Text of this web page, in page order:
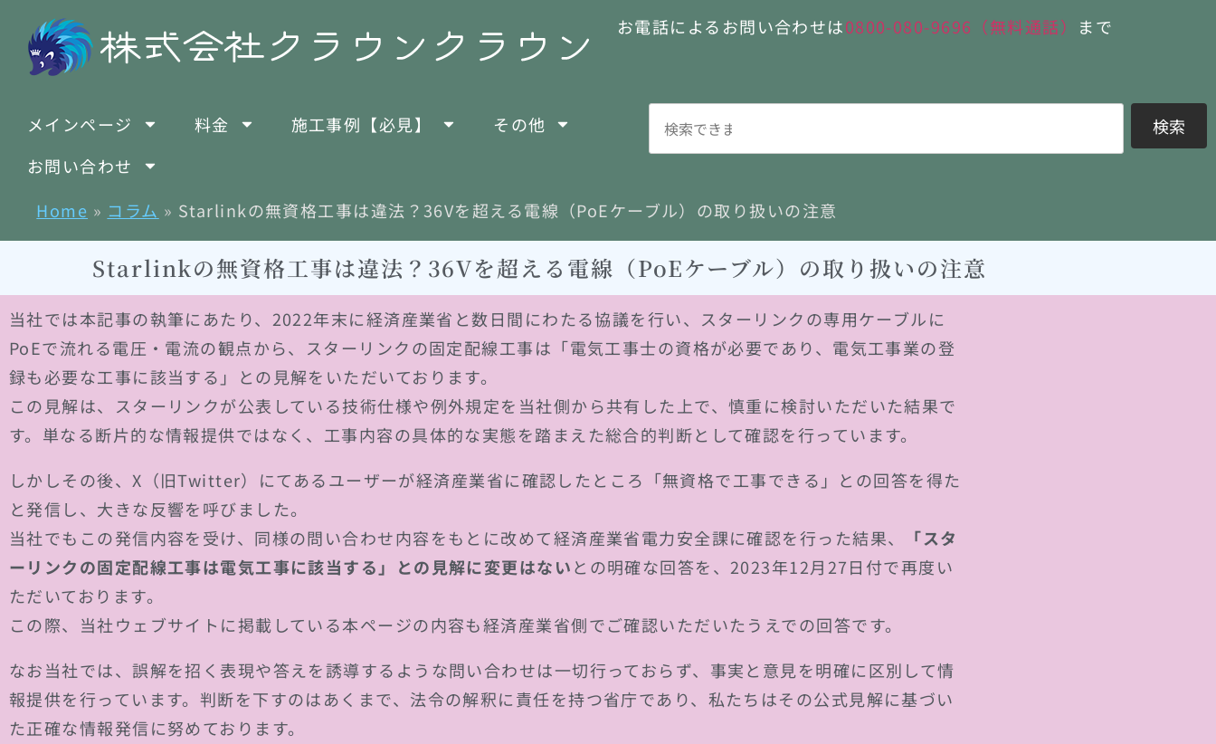
お電話によるお問い合わせは0800-080-9696（無料通話） まで
メインページ 料金 施工事例【必見】
その他
お問い合わせ
検索
Home » コラム » Starlinkの無資格工事は違法？36Vを超える電線（PoEケーブル）の取り扱いの注意
Starlinkの無資格工事は違法？36Vを超える電線（PoEケーブル）の取り扱いの注意
当社では本記事の執筆にあたり、2022年末に経済産業省と数日間にわたる協議を行い、スターリンクの専用ケーブルに
PoEで流れる電圧・電流の観点から、スターリンクの固定配線工事は「電気工事士の資格が必要であり、電気工事業の登
録も必要な工事に該当する」との見解をいただいております。
この見解は、スターリンクが公表している技術仕様や例外規定を当社側から共有した上で、慎重に検討いただいた結果で
す。単なる断片的な情報提供ではなく、工事内容の具体的な実態を踏まえた総合的判断として確認を行っています。
しかしその後、X（旧Twitter）にてあるユーザーが経済産業省に確認したところ「無資格で工事できる」との回答を得た
と発信し、大きな反響を呼びました。
当社でもこの発信内容を受け、同様の問い合わせ内容をもとに改めて経済産業省電力安全課に確認を行った結果、
「スタ
ーリンクの固定配線工事は電気工事に該当する」との見解に変更はないとの明確な回答を、2023年12月27日付で再度い
ただいております。
この際、当社ウェブサイトに掲載している本ページの内容も経済産業省側でご確認いただいたうえでの回答です。
なお当社では、誤解を招く表現や答えを誘導するような問い合わせは一切行っておらず、事実と意見を明確に区別して情
報提供を行っています。判断を下すのはあくまで、法令の解釈に責任を持つ省庁であり、私たちはその公式見解に基づい
た正確な情報発信に努めております。